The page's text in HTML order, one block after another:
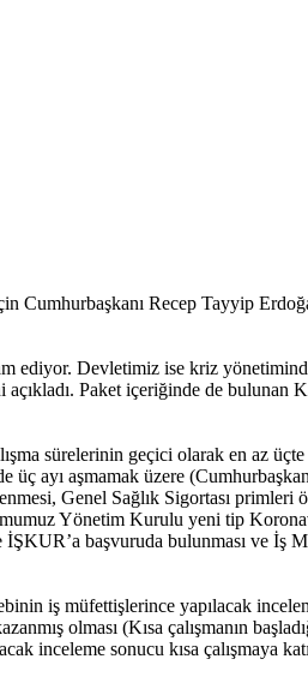
Recep Tayyip
ediyor. Devletimiz ise kriz
Paket içeriğinde de bulunan
sürelerinin geçici olarak en az
ayı aşmamak üzere
Genel Sağlık Sigortası
Yönetim Kurulu yeni tip
başvuruda bulunması ve
iş müfettişlerince yapılacak
olması (Kısa çalışmanın
inceleme sonucu kısa çalışmaya